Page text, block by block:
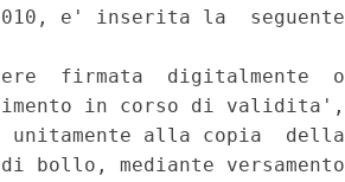
e' inserita la  seguente
firmata  digitalmente  o
in corso di validita',
unitamente alla copia  della
bollo, mediante versamento